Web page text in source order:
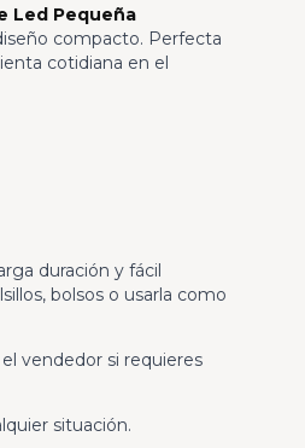
Led Pequeña
compacto. Perfecta
cotidiana en el
duración y fácil
bolsos o usarla como
vendedor si requieres
situación.